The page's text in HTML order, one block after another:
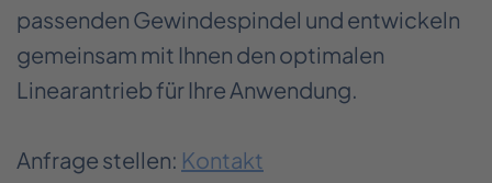
passenden Gewindespindel und entwickeln
gemeinsam mit Ihnen den optimalen
Linearantrieb für Ihre Anwendung.
Anfrage stellen: Kontakt